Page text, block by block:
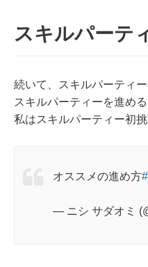
スキルパーテ
続いて、スキルパーティ
スキルパーティーを進め
私はスキルパーティー初
オススメの進め方
— ニシ サダオミ